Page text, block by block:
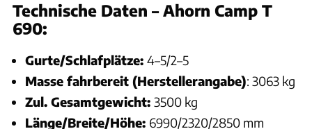
Technische Daten – Ahorn Camp T
690:
Gurte/Schlafplätze: 4–5/2–5
Masse fahrbereit (Herstellerangabe): 3063 kg
Zul. Gesamtgewicht: 3500 kg
Länge/Breite/Höhe: 6990/2320/2850 mm